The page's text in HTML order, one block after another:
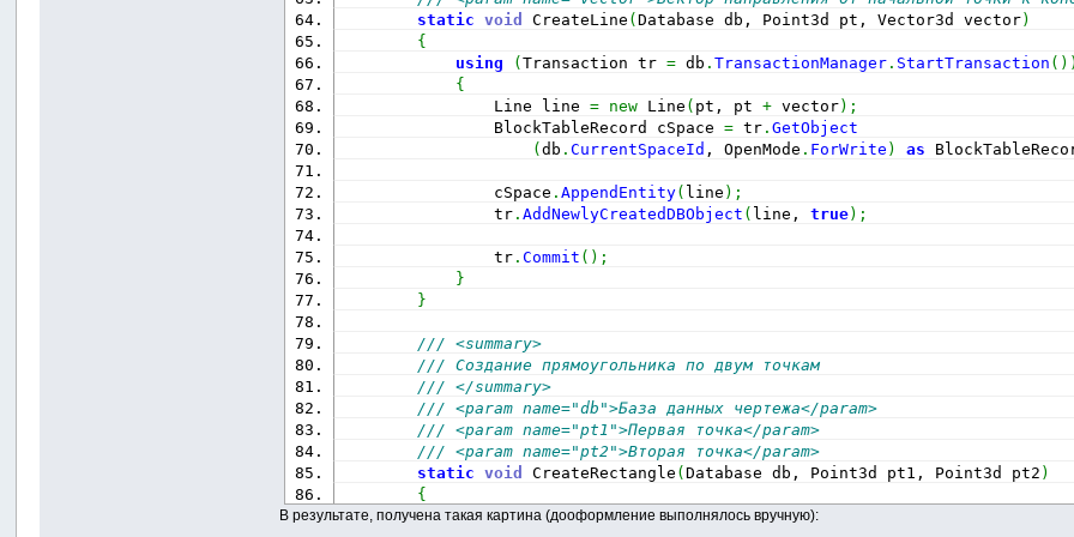
static
void CreateLine (Database db, Point3d pt, Vector3d vector)
{
using
(Transaction tr = db .TransactionManager . StartTransaction ( ) )
{
Line line = new Line ( pt, pt + vector) ;
BlockTableRecord cSpace = tr .GetObject
(db .CurrentSpaceId , OpenMode . ForWrite ) as
cSpace .AppendEntity( line ) ;
tr .AddNewlyCreatedDBObject ( line, true) ;
tr .Commit ( ) ;
}
}
/// <summary>
/// Создание прямоугольника по двум точкам
/// </summary>
/// <param name="db">База данных чертежа</param>
/// <param name="pt1">Первая точка</param>
/// <param name="pt2">Вторая точка</param>
static
void CreateRectangle (Database db, Point3d pt1, Point3d pt2 )
{
using (Transaction tr = db.TransactionManager
В результате, получена такая картина (дооформление выполнялось вручную):